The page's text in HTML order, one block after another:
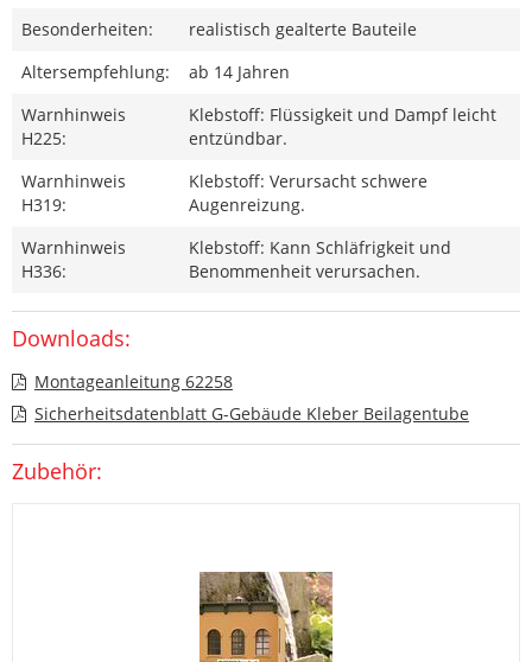
Besonderheiten:
realistisch gealterte Bauteile
Altersempfehlung:
ab 14 Jahren
Warnhinweis
H225:
Klebstoff: Flüssigkeit und Dampf leicht
entzündbar.
Warnhinweis
H319:
Klebstoff: Verursacht schwere
Augenreizung.
Warnhinweis
H336:
Klebstoff: Kann Schläfrigkeit und
Benommenheit verursachen.
Downloads:
Montageanleitung 62258
Sicherheitsdatenblatt G-Gebäude Kleber Beilagentube
Zubehör: